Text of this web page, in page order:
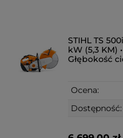
STIHL TS
kW (5,3 KM)
Głębokość
Ocena:
Dostępność: